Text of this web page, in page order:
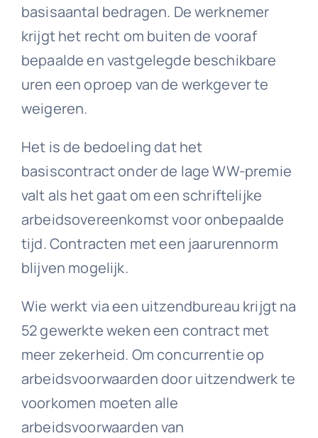
basisaantal bedragen. De werknemer
krijgt het recht om buiten de vooraf
bepaalde en vastgelegde beschikbare
uren een oproep van de werkgever te
weigeren.
Het is de bedoeling dat het
basiscontract onder de lage WW-premie
valt als het gaat om een schriftelijke
arbeidsovereenkomst voor onbepaalde
tijd. Contracten met een jaarurennorm
blijven mogelijk.
Wie werkt via een uitzendbureau krijgt na
52 gewerkte weken een contract met
meer zekerheid. Om concurrentie op
arbeidsvoorwaarden door uitzendwerk te
voorkomen moeten alle
arbeidsvoorwaarden van